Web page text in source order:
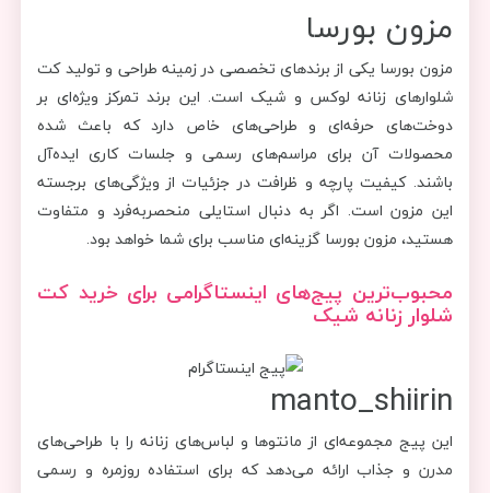
مزون بورسا
مزون بورسا یکی از برندهای تخصصی در زمینه طراحی و تولید کت
شلوارهای زنانه لوکس و شیک است. این برند تمرکز ویژه‌ای بر
دوخت‌های حرفه‌ای و طراحی‌های خاص دارد که باعث شده
محصولات آن برای مراسم‌های رسمی و جلسات کاری ایده‌آل
باشند. کیفیت پارچه و ظرافت در جزئیات از ویژگی‌های برجسته
این مزون است. اگر به دنبال استایلی منحصربه‌فرد و متفاوت
هستید، مزون بورسا گزینه‌ای مناسب برای شما خواهد بود.
محبوب‌ترین پیج‌های اینستاگرامی برای خرید کت
شلوار زنانه شیک
manto_shiirin
این پیج مجموعه‌ای از مانتوها و لباس‌های زنانه را با طراحی‌های
مدرن و جذاب ارائه می‌دهد که برای استفاده روزمره و رسمی